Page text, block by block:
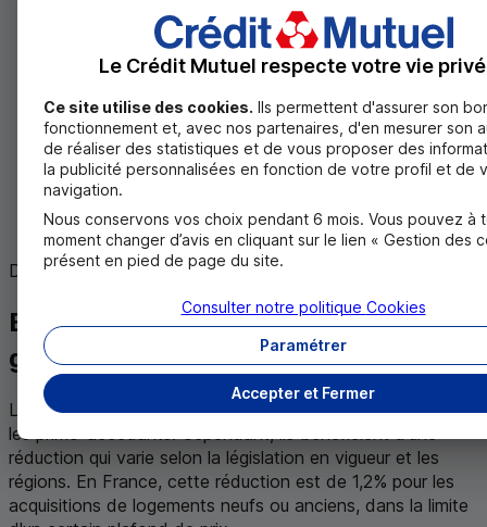
un prêt primo-accédant
Pour obtenir un crédit immobilier, vous devrez fournir
de patrimoine, relatifs à l’achat et au crédit. Il est
important de noter que la liste des documents requis
peut varier en fonction de votre situation personnelle
et professionnelle.
Plus d’information sur les documents à fournir
Des questions ?
Est-ce que les frais de notaire sont
gratuits pour les primo-accédants ?
Les frais de notaire ne sont pas entièrement gratuits pour
les primo-accédants. Cependant, ils bénéficient d'une
réduction qui varie selon la législation en vigueur et les
régions. En France, cette réduction est de 1,2% pour les
acquisitions de logements neufs ou anciens, dans la limite
Le Crédit Mutuel respecte votre vie
Ce site utilise des cookies. Ils permettent d'assurer son
fonctionnement et, avec nos partenaires, d'en mesurer son
de réaliser des statistiques et de vous proposer des
la publicité personnalisées en fonction de votre profil et de
navigation.
Nous conservons vos choix pendant 6 mois. Vous pouvez à
moment changer d’avis en cliquant sur le lien « Gestion des
présent en pied de page du site.
Accepter et Fermer
Paramétrer
Consulter notre politique Cookies